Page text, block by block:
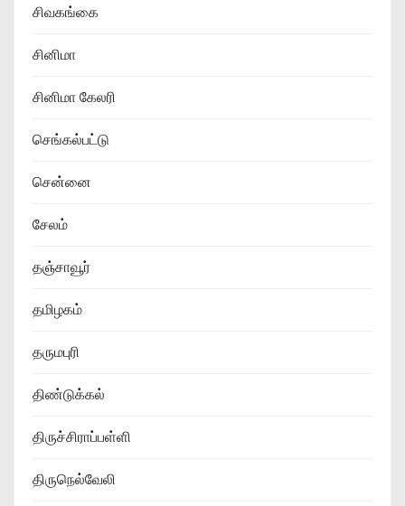
சிவகங்கை
சினிமா
சினிமா கேலரி
செங்கல்பட்டு
சென்னை
சேலம்
தஞ்சாவூர்
தமிழகம்
தருமபுரி
திண்டுக்கல்
திருச்சிராப்பள்ளி
திருநெல்வேலி